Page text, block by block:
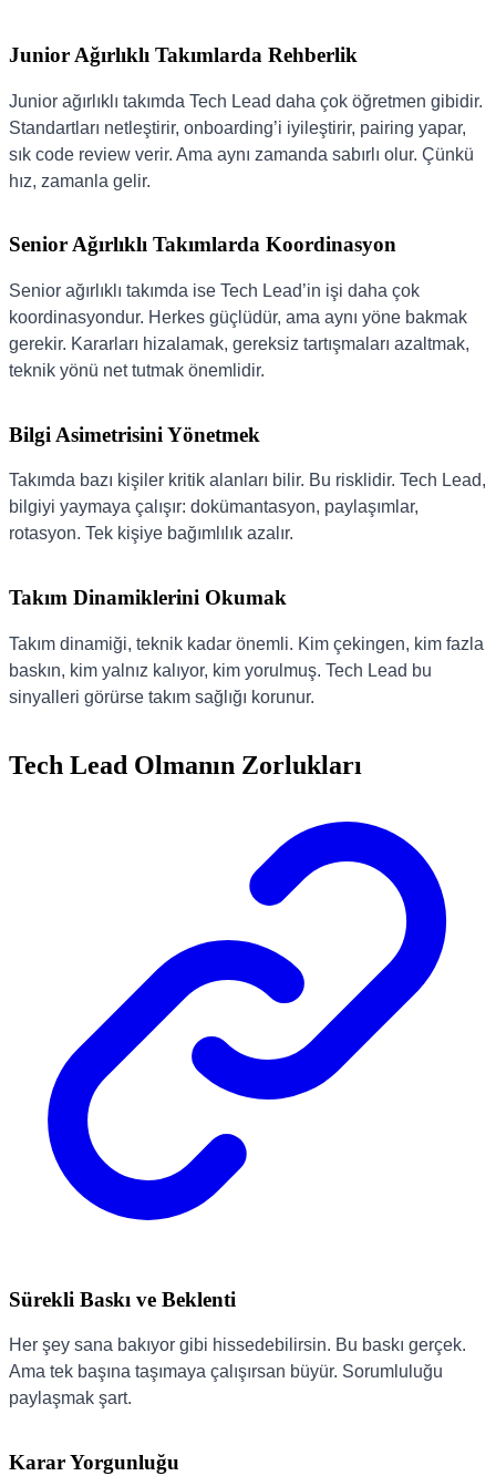
Junior Ağırlıklı Takımlarda Rehberlik
Junior ağırlıklı takımda Tech Lead daha çok öğretmen gibidir.
Standartları netleştirir, onboarding’i iyileştirir, pairing yapar,
sık code review verir. Ama aynı zamanda sabırlı olur. Çünkü
hız, zamanla gelir.
Senior Ağırlıklı Takımlarda Koordinasyon
Senior ağırlıklı takımda ise Tech Lead’in işi daha çok
koordinasyondur. Herkes güçlüdür, ama aynı yöne bakmak
gerekir. Kararları hizalamak, gereksiz tartışmaları azaltmak,
teknik yönü net tutmak önemlidir.
Bilgi Asimetrisini Yönetmek
Takımda bazı kişiler kritik alanları bilir. Bu risklidir. Tech Lead,
bilgiyi yaymaya çalışır: dokümantasyon, paylaşımlar,
rotasyon. Tek kişiye bağımlılık azalır.
Takım Dinamiklerini Okumak
Takım dinamiği, teknik kadar önemli. Kim çekingen, kim fazla
baskın, kim yalnız kalıyor, kim yorulmuş. Tech Lead bu
sinyalleri görürse takım sağlığı korunur.
Tech Lead Olmanın Zorlukları
Sürekli Baskı ve Beklenti
Her şey sana bakıyor gibi hissedebilirsin. Bu baskı gerçek.
Ama tek başına taşımaya çalışırsan büyür. Sorumluluğu
paylaşmak şart.
Karar Yorgunluğu